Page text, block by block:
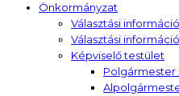
Önkormányzat
Választási
Választási
Képviselő testület
Polgármester